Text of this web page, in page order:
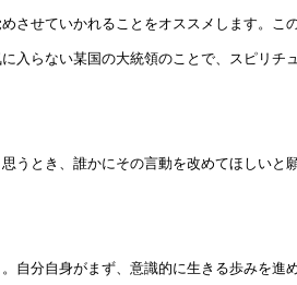
させていかれることをオススメします。こ
入らない某国の大統領のことで、スピリチ
うとき、誰かにその言動を改めてほしいと
自分自身がまず、意識的に生きる歩みを進